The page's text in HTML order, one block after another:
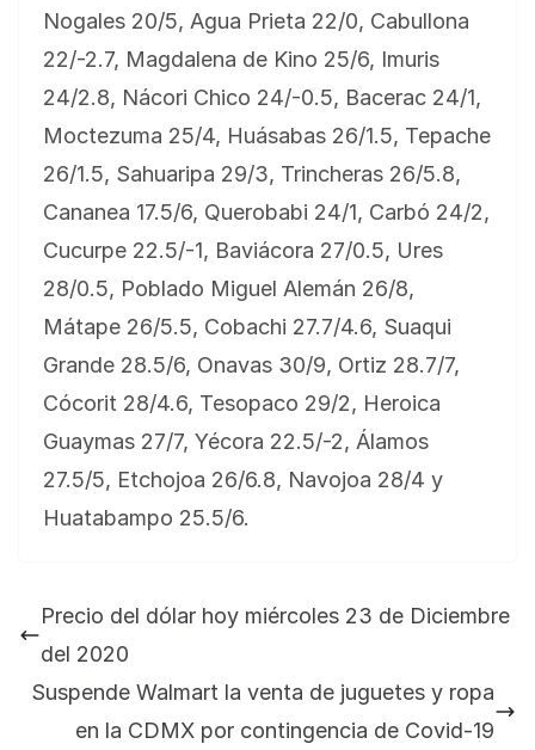
Nogales 20/5, Agua Prieta 22/0, Cabullona
22/-2.7, Magdalena de Kino 25/6, Imuris
24/2.8, Nácori Chico 24/-0.5, Bacerac 24/1,
Moctezuma 25/4, Huásabas 26/1.5, Tepache
26/1.5, Sahuaripa 29/3, Trincheras 26/5.8,
Cananea 17.5/6, Querobabi 24/1, Carbó 24/2,
Cucurpe 22.5/-1, Baviácora 27/0.5, Ures
28/0.5, Poblado Miguel Alemán 26/8,
Mátape 26/5.5, Cobachi 27.7/4.6, Suaqui
Grande 28.5/6, Onavas 30/9, Ortiz 28.7/7,
Cócorit 28/4.6, Tesopaco 29/2, Heroica
Guaymas 27/7, Yécora 22.5/-2, Álamos
27.5/5, Etchojoa 26/6.8, Navojoa 28/4 y
Huatabampo 25.5/6.
Precio del dólar hoy miércoles 23 de Diciembre
del 2020
Suspende Walmart la venta de juguetes y ropa
en la CDMX por contingencia de Covid-19